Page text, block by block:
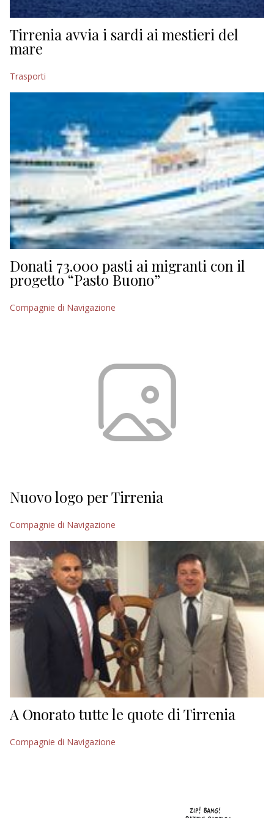
Tirrenia avvia i sardi ai mestieri del
mare
Trasporti
Donati 73.000 pasti ai migranti con il
progetto “Pasto Buono”
Compagnie di Navigazione
Nuovo logo per Tirrenia
Compagnie di Navigazione
A Onorato tutte le quote di Tirrenia
Compagnie di Navigazione